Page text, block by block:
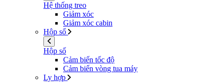
Hệ thống treo
Giảm xóc
Giảm xóc cabin
Hộp số
Hộp số
Cảm biến tốc độ
Cảm biến vòng tua máy
Ly hợp